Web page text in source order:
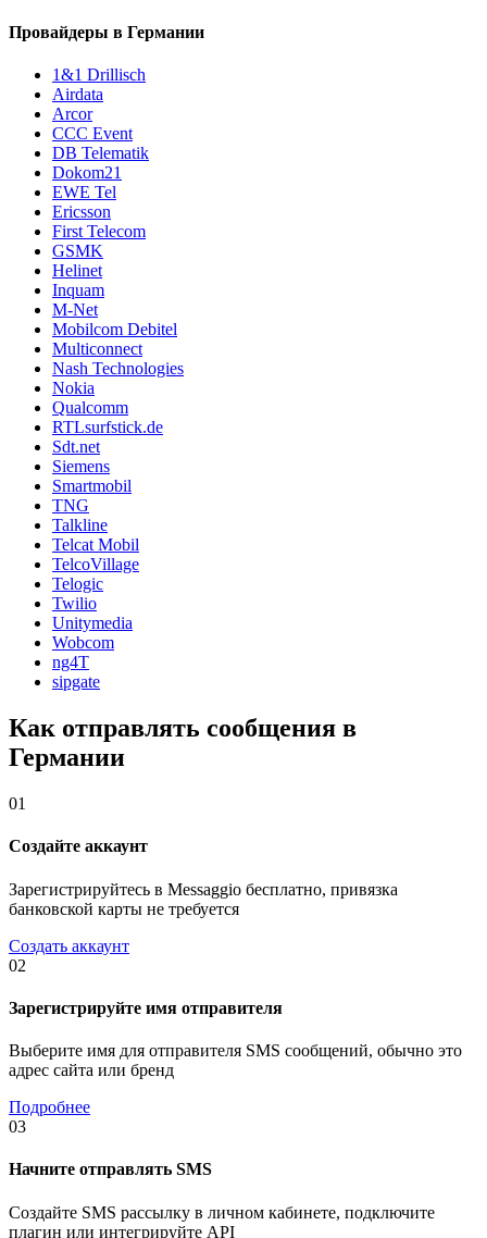
Провайдеры в Германии
1&1 Drillisch
Airdata
Arcor
CCC Event
DB Telematik
Dokom21
EWE Tel
Ericsson
First Telecom
GSMK
Helinet
Inquam
M-Net
Mobilcom Debitel
Multiconnect
Nash Technologies
Nokia
Qualcomm
RTLsurfstick.de
Sdt.net
Siemens
Smartmobil
TNG
Talkline
Telcat Mobil
TelcoVillage
Telogic
Twilio
Unitymedia
Wobcom
ng4T
sipgate
Как отправлять сообщения в
Германии
01
Создайте аккаунт
Зарегистрируйтесь в Messaggio бесплатно, привязка
банковской карты не требуется
Создать аккаунт
02
Зарегистрируйте имя отправителя
Выберите имя для отправителя SMS сообщений, обычно это
адрес сайта или бренд
Подробнее
03
Начните отправлять SMS
Создайте SMS рассылку в личном кабинете, подключите
плагин или интегрируйте API